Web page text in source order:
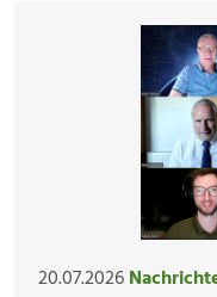
20.07.2026